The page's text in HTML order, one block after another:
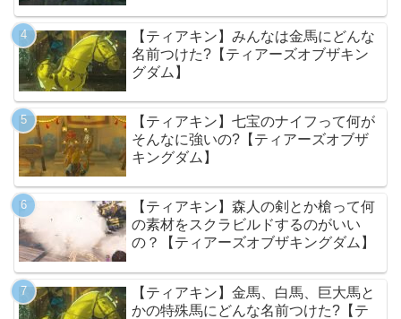
【ティアキン】みんなは金馬にどんな
名前つけた?【ティアーズオブザキン
グダム】
【ティアキン】七宝のナイフって何が
そんなに強いの?【ティアーズオブザ
キングダム】
【ティアキン】森人の剣とか槍って何
の素材をスクラビルドするのがいい
の？【ティアーズオブザキングダム】
【ティアキン】金馬、白馬、巨大馬と
かの特殊馬にどんな名前つけた?【テ